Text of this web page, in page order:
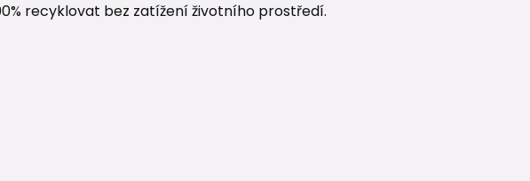
recyklovat bez zatížení životního prostředí.